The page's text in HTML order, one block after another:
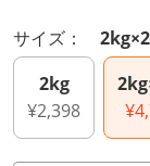
サイズ：
2kg
¥2,398